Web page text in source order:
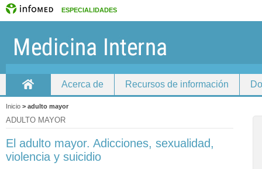
ESPECIALIDADES
Acerca de Recursos de información
Inicio > adulto mayor
ADULTO MAYOR
El adulto mayor. Adicciones, sexualidad,
violencia y suicidio